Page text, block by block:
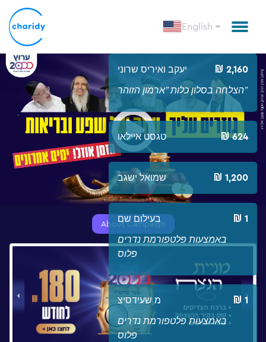
English
יעקב ואיריס שרוני 2,160
הצלחה בסלון כלות ”ארמון הזוהר”
טגסט איילאו 624
שמואל ישגב 1,200
בעילום שם 1
באמצעות פלטפורמת נדרים
פלוס
מ שעידסיצ 1
באמצעות פלטפורמת נדרים
פלוס
About Campaign